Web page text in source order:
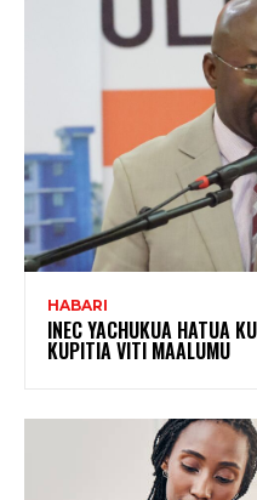
HABARI
INEC YACHUKUA HATUA
KUPITIA VITI MAALUMU